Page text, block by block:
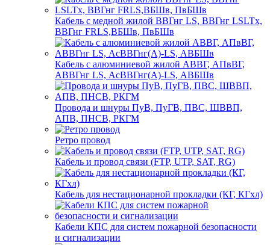
Кабель с медной жилой ВВГнг LS, ВВГнг LSLTx,
ВВГнг FRLS,ВБШв, ПвБШв
Кабель с алюминиевой жилой АВВГ, АПвВГ,
АВВГнг LS, АсВВГнг(А)-LS, АВБШв
Провода и шнуры ПуВ, ПуГВ, ПВС, ШВВП,
АПВ, ПНСВ, РКГМ
Ретро провод
Кабель и провод связи (FTP, UTP, SAT, RG)
Кабель для нестационарной прокладки (КГ, КГхл)
Кабели КПС для систем пожарной безопасности
и сигнализации